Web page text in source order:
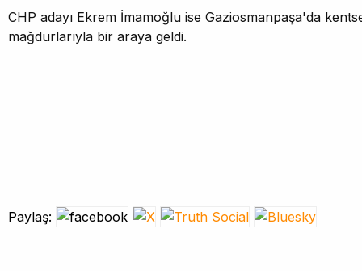
CHP adayı Ekrem İmamoğlu ise Gaziosmanpaşa'da
mağdurlarıyla bir araya geldi.
Paylaş: